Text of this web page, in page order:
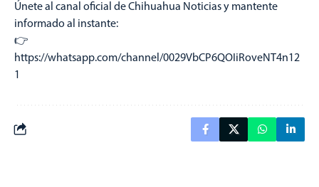
Únete al canal oficial de Chihuahua Noticias y mantente
informado al instante:
👉
https://whatsapp.com/channel/0029VbCP6QOIiRoveNT4n12
1